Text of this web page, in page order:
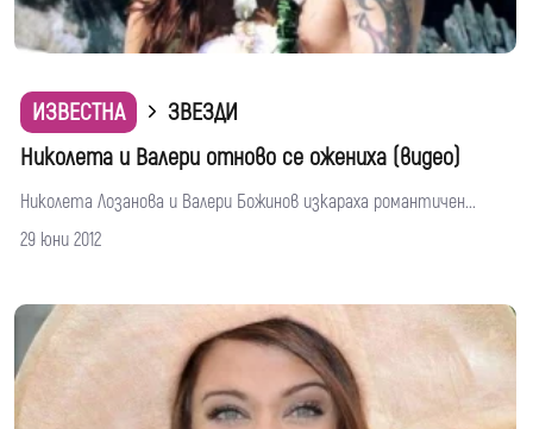
ИЗВЕСТНА
ЗВЕЗДИ
Николета и Валери отново се ожениха (видео)
Николета Лозанова и Валери Божинов изкараха романтичен...
29 юни 2012